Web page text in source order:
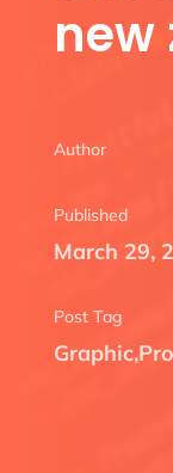
new
Author
Published
March 29,
Post Tag
Graphic,